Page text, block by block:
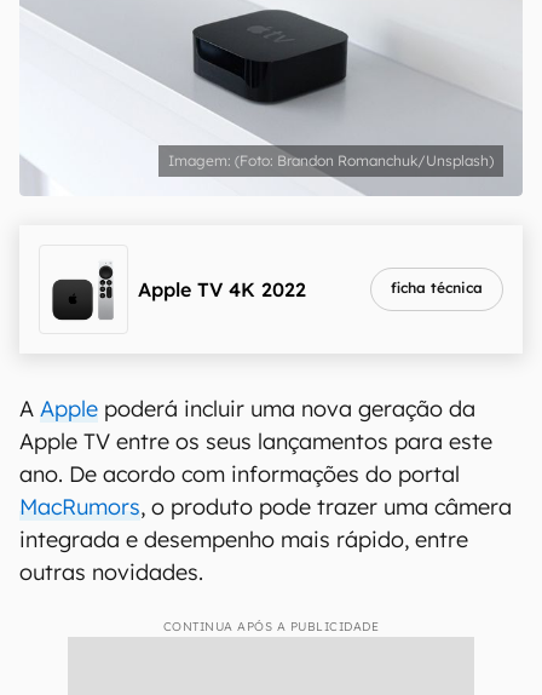
(Foto: Brandon Romanchuk/Unsplash)
Apple TV 4K 2022 ficha técnica
A Apple poderá incluir uma nova geração da
Apple TV entre os seus lançamentos para este
ano. De acordo com informações do portal
MacRumors, o produto pode trazer uma câmera
integrada e desempenho mais rápido, entre
outras novidades.
CONTINUA APÓS A PUBLICIDADE